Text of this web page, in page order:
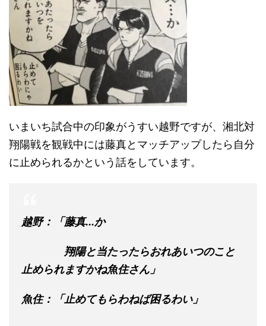
いまいち試合中の印象がうすい越野ですが、湘北対
翔陽戦を観戦中には藤真とマッチアップしたら自分
に止められるかという話をしています。
越野：「藤真...か
翔陽と当たったらおれあいつのこと
止められますかね魚住さん」
魚住：「止めてもらわねば困るわい」